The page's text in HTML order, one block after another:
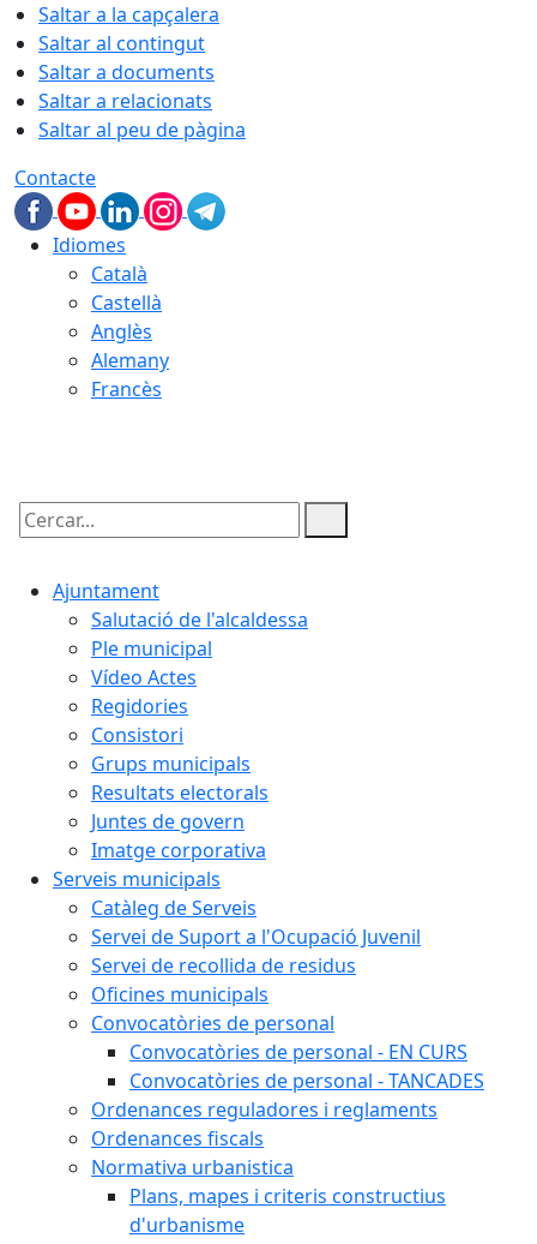
Saltar a la capçalera
Saltar al contingut
Saltar a documents
Saltar a relacionats
Saltar al peu de pàgina
Contacte
Idiomes
Català
Castellà
Anglès
Alemany
Francès
Cercar:
Ajuntament
Salutació de l'alcaldessa
Ple municipal
Vídeo Actes
Regidories
Consistori
Grups municipals
Resultats electorals
Juntes de govern
Imatge corporativa
Serveis municipals
Catàleg de Serveis
Servei de Suport a l'Ocupació Juvenil
Servei de recollida de residus
Oficines municipals
Convocatòries de personal
Convocatòries de personal - EN CURS
Convocatòries de personal - TANCADES
Ordenances reguladores i reglaments
Ordenances fiscals
Normativa urbanistica
Plans, mapes i criteris constructius
d'urbanisme